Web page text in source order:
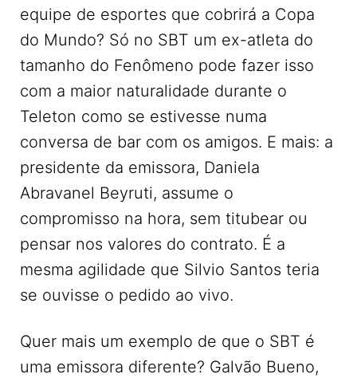
equipe de esportes que cobrirá a Copa
do Mundo? Só no SBT um ex-atleta do
tamanho do Fenômeno pode fazer isso
com a maior naturalidade durante o
Teleton como se estivesse numa
conversa de bar com os amigos. E mais: a
presidente da emissora, Daniela
Abravanel Beyruti, assume o
compromisso na hora, sem titubear ou
pensar nos valores do contrato. É a
mesma agilidade que Silvio Santos teria
se ouvisse o pedido ao vivo.
Quer mais um exemplo de que o SBT é
uma emissora diferente? Galvão Bueno,